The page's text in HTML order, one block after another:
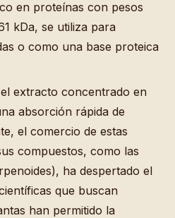
en proteínas con pesos
kDa, se utiliza para
o como una base proteica
extracto concentrado en
absorción rápida de
el comercio de estas
compuestos, como las
ha despertado el
que buscan
han permitido la